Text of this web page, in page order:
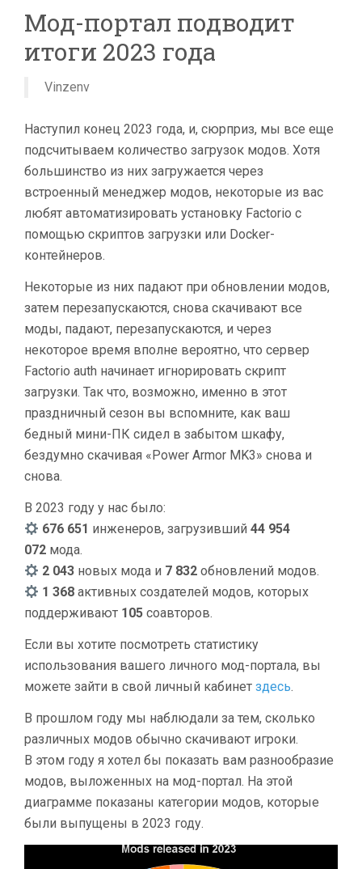
Мод-портал подводит
итоги 2023 года
Vinzenv
Наступил конец 2023 года, и, сюрприз, мы все еще
подсчитываем количество загрузок модов. Хотя
большинство из них загружается через
встроенный менеджер модов, некоторые из вас
любят автоматизировать установку Factorio с
помощью скриптов загрузки или Docker-
контейнеров.
Некоторые из них падают при обновлении модов,
затем перезапускаются, снова скачивают все
моды, падают, перезапускаются, и через
некоторое время вполне вероятно, что сервер
Factorio auth начинает игнорировать скрипт
загрузки. Так что, возможно, именно в этот
праздничный сезон вы вспомните, как ваш
бедный мини-ПК сидел в забытом шкафу,
бездумно скачивая «Power Armor MK3» снова и
снова.
В 2023 году у нас было:
676 651 инженеров, загрузивший44 954
072 мода.
2 043 новых мода и 7 832 обновлений модов.
1 368 активных создателей модов, которых
поддерживают 105 соавторов.
Если вы хотите посмотреть статистику
использования вашего личного мод-портала, вы
можете зайти в свой личный кабинет здесь.
В прошлом году мы наблюдали за тем, сколько
различных модов обычно скачивают игроки.
В этом году я хотел бы показать вам разнообразие
модов, выложенных на мод-портал. На этой
диаграмме показаны категории модов, которые
были выпущены в 2023 году.